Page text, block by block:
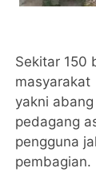
Sekitar 150
yakni
pedagang
pengguna
pembagian.